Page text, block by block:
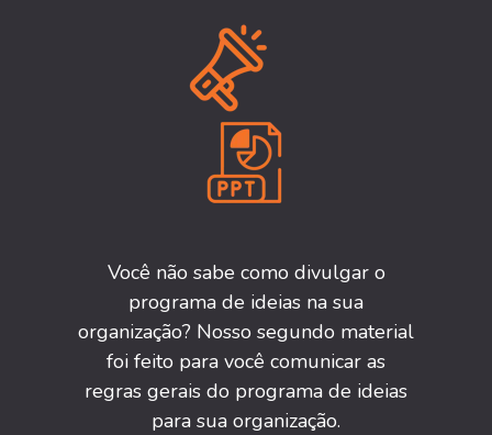
Você não sabe como divulgar o
programa de ideias na sua
organização? Nosso segundo material
foi feito para você comunicar as
regras gerais do programa de ideias
para sua organização.